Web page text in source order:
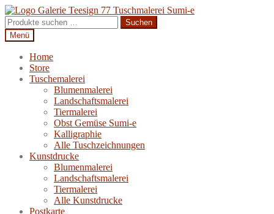
Zur
Navigation
springen
Zum
Inhalt
springen
Suchen
nach:
Suchen
Menü
Home
Store
Tuschemalerei
Blumenmalerei
Landschaftsmalerei
Tiermalerei
Obst Gemüse Sumi-e
Kalligraphie
Alle Tuschzeichnungen
Kunstdrucke
Blumenmalerei
Landschaftsmalerei
Tiermalerei
Alle Kunstdrucke
Postkarte